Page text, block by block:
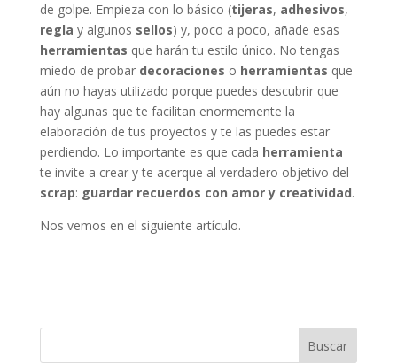
de golpe. Empieza con lo básico (tijeras, adhesivos,
regla y algunos sellos) y, poco a poco, añade esas
herramientas que harán tu estilo único. No tengas
miedo de probar decoraciones o herramientas que
aún no hayas utilizado porque puedes descubrir que
hay algunas que te facilitan enormemente la
elaboración de tus proyectos y te las puedes estar
perdiendo. Lo importante es que cada herramienta
te invite a crear y te acerque al verdadero objetivo del
scrap: guardar recuerdos con amor y creatividad.
Nos vemos en el siguiente artículo.
Buscar